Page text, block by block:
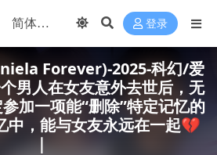
登录
Forever)-2025-科幻/爱
男人在女友意外去世后，无
加一项能“删除”特定记忆的
中，能与女友永远在一起💔
｜